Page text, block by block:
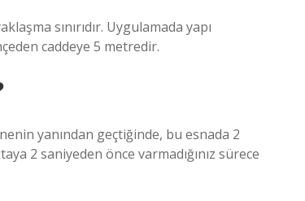
sınırıdır. Uygulamada yapı
caddeye 5 metredir.
yanından geçtiğinde, bu esnada 2
2 saniyeden önce varmadığınız sürece